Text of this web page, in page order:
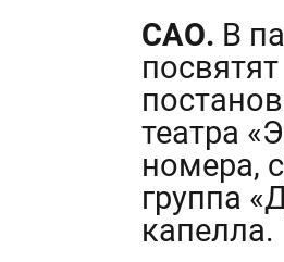
САО. В
театра
номера,
группа
капелла.